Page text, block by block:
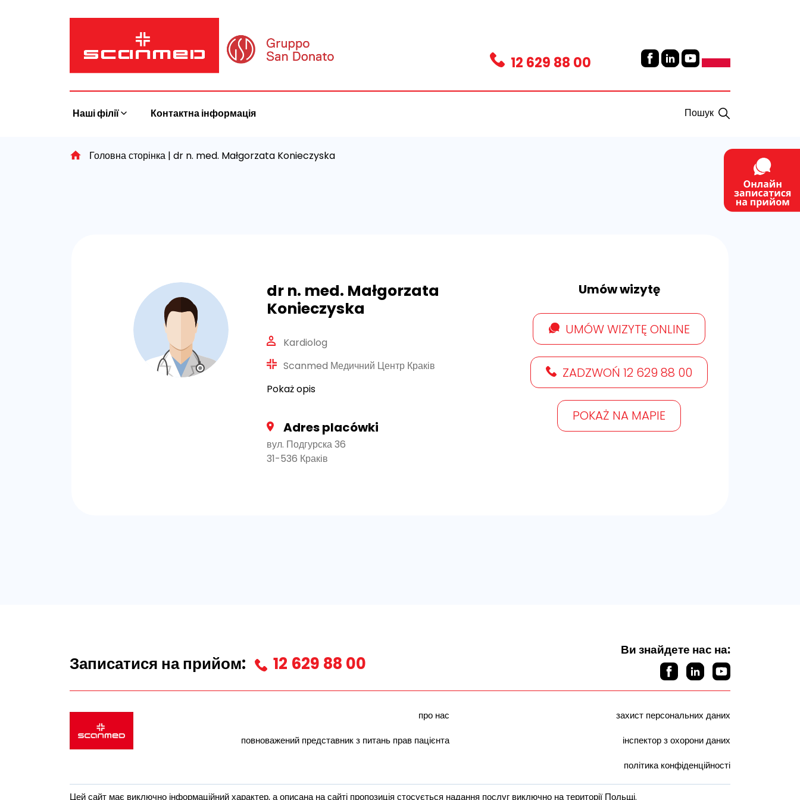
12 629 88 00
Наші філії Контактна інформація Пошук
Головна сторінка | dr n. med. Małgorzata Konieczyska
dr n. med. Małgorzata
Konieczyska
Kardiolog
Scanmed Медичний Центр Краків
Pokaż opis
Adres placówki
вул. Подгурска 36
31-536 Краків
Umów wizytę
UMÓW WIZYTĘ ONLINE
ZADZWOŃ 12 629 88 00
POKAŻ NA MAPIE
Записатися на прийом: 12 629 88 00
Ви знайдете нас на:
про нас
повноважений представник з питань прав пацієнта
захист персональних даних
інспектор з охорони даних
політика конфіденційності
Цей сайт має виключно інформаційний характер, а описана на сайті пропозиція стосується надання послуг виключно на території Польщі.